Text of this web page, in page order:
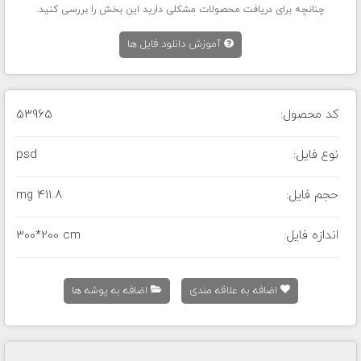
چنانچه برای دریافت محصولات مشکلی دارید این بخش را بررسی کنید.
آموزش دانلود فایل ها
کد محصول: 53965
نوع فایل: psd
حجم فایل: 411.8 mg
اندازه فایل: 300*200 cm
اضافه به علاقه مندی اضافه به پوشه ها